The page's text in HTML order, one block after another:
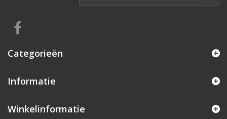
Categorieën
Informatie
Winkelinformatie